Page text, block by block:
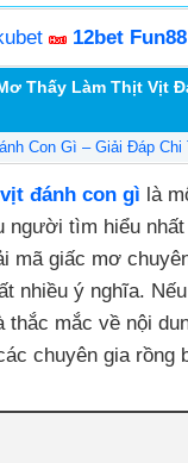
12bet Fun88
Thấy Làm Thịt Vịt
Con Gì – Giải Đáp Chi
đánh con gì là
người tìm hiểu nhất
mã giấc mơ
nhiều ý nghĩa.
thắc mắc về nội
chuyên gia rồng